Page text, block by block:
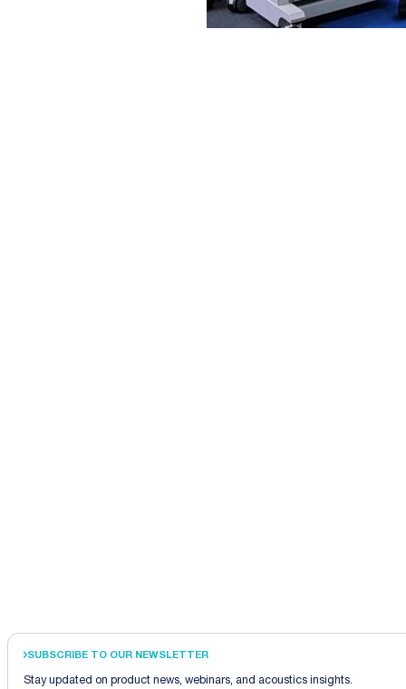
SUBSCRIBE TO OUR NEWSLETTER
Stay updated on product news, webinars, and acoustics insights.